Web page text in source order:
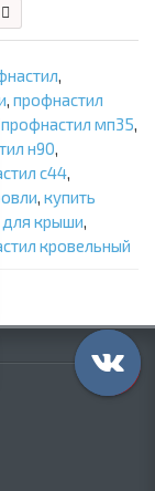
,
, профнастил
профнастил мп35,
н90,
с44,
, купить
для крыши,
кровельный